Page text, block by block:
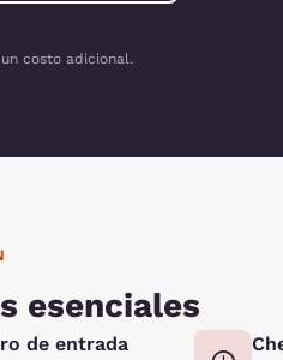
costo adicional.
esenciales
de entrada